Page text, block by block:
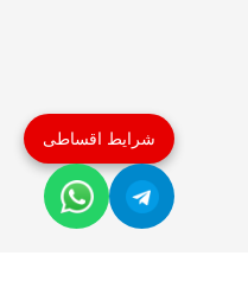
شرایط اقساطی